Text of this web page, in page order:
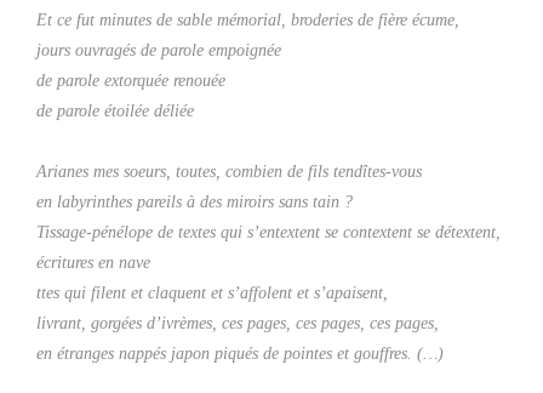
Et ce fut minutes de sable mémorial, broderies de fière écume,
jours ouvragés de parole empoignée
de parole extorquée renouée
de parole étoilée déliée
Arianes mes soeurs, toutes, combien de fils tendîtes-vous
en labyrinthes pareils à des miroirs sans tain ?
Tissage-pénélope de textes qui s’entextent se contextent se détextent,
écritures en nave
ttes qui filent et claquent et s’affolent et s’apaisent,
livrant, gorgées d’ivrèmes, ces pages, ces pages, ces pages,
en étranges nappés japon piqués de pointes et gouffres. (…)